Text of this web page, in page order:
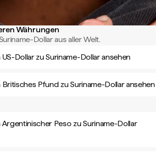
Währungen
Dollar aus aller Welt.
Dollar zu Suriname-Dollar ansehen
Pfund zu Suriname-Dollar ansehen
Peso zu Suriname-Dollar